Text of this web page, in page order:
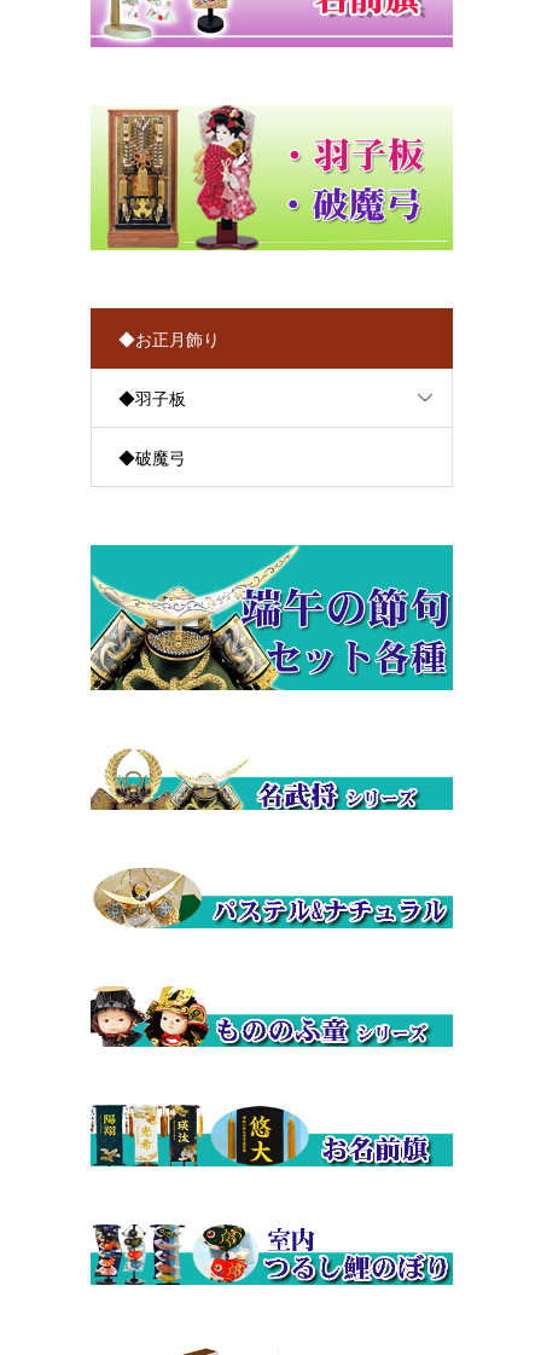
◆お正月飾り
◆羽子板
◆破魔弓